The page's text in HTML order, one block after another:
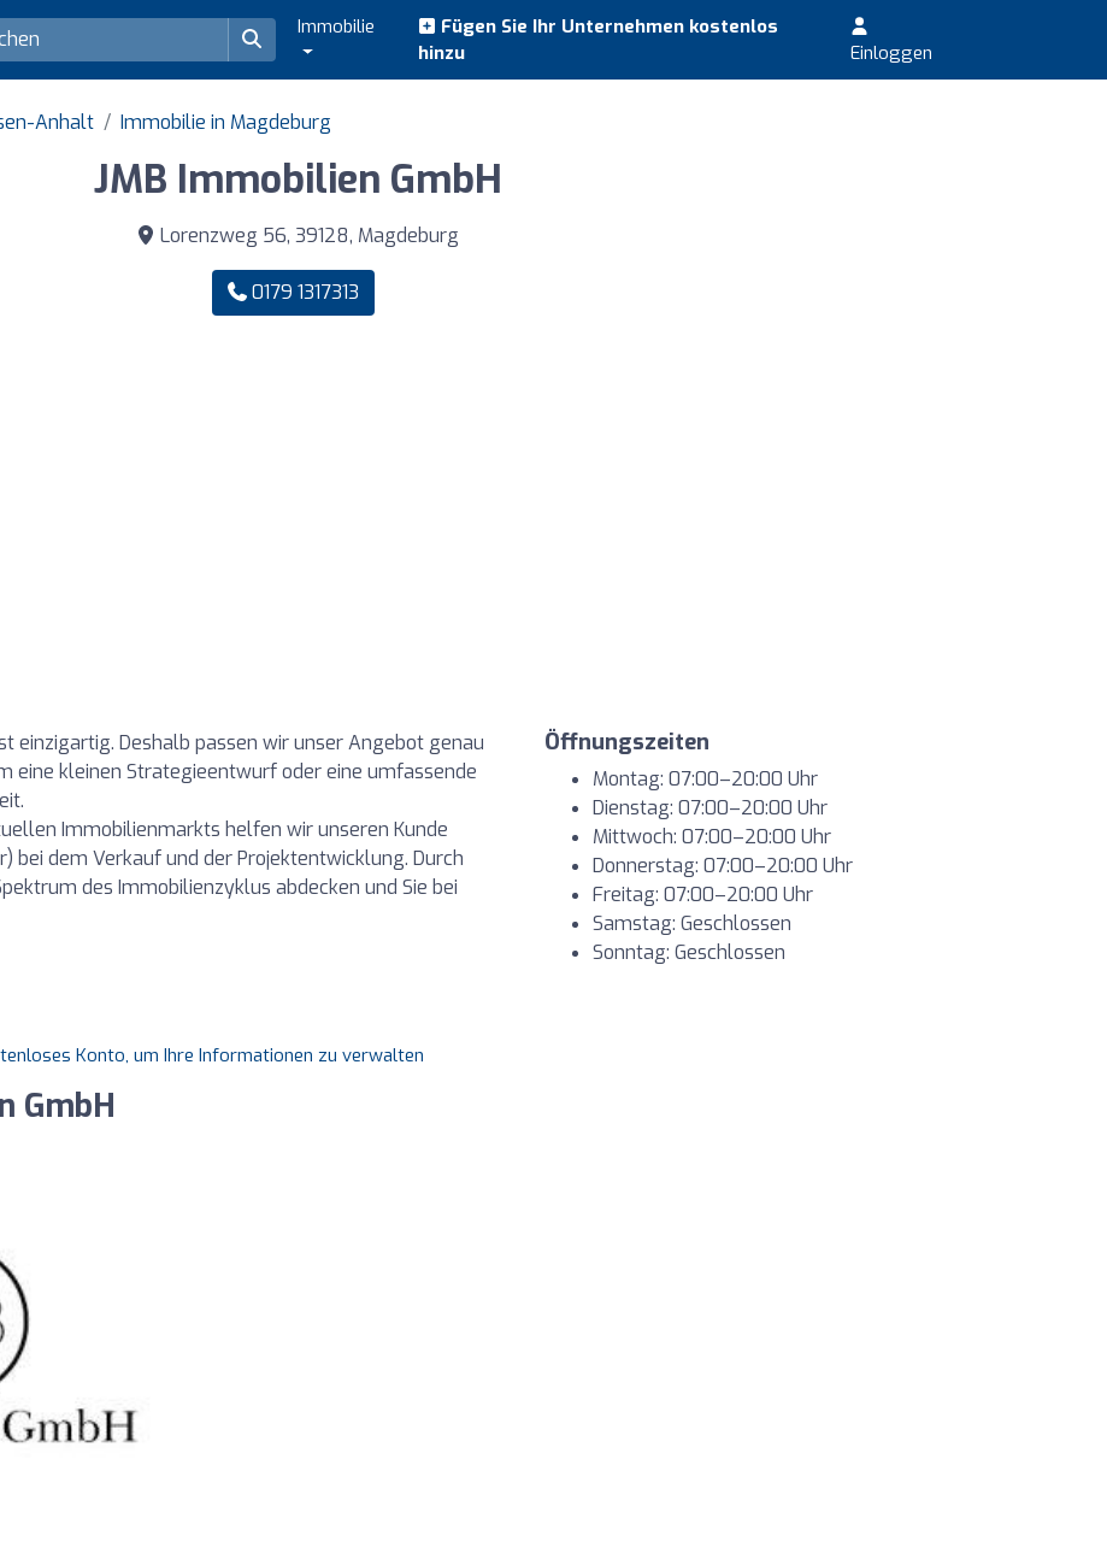
Immobilie
Fügen Sie Ihr Unternehmen kostenlos
hinzu
Einloggen
Anhalt Immobilie in Magdeburg
JMB Immobilien GmbH
Lorenzweg 56, 39128, Magdeburg
0179 1317313
einzigartig. Deshalb passen wir unser Angebot genau
eine kleinen Strategieentwurf oder eine umfassende
Immobilienmarkts helfen wir unseren Kunde
bei dem Verkauf und der Projektentwicklung. Durch
des Immobilienzyklus abdecken und Sie bei
Öffnungszeiten
Montag: 07:00–20:00 Uhr
Dienstag: 07:00–20:00 Uhr
Mittwoch: 07:00–20:00 Uhr
Donnerstag: 07:00–20:00 Uhr
Freitag: 07:00–20:00 Uhr
Samstag: Geschlossen
Sonntag: Geschlossen
Konto, um Ihre Informationen zu verwalten
GmbH